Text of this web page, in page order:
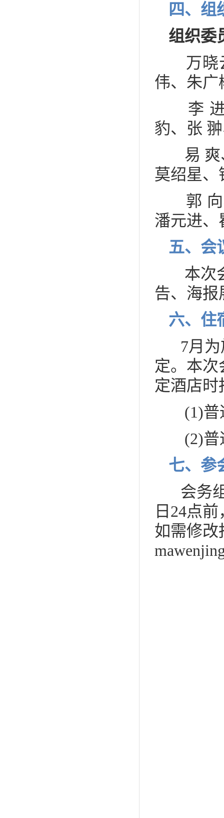
四、组
组织委
万晓
伟、朱广
李 进
豹、张
易 爽
莫绍星、
郭 向
潘元进
五、会
本次
告、海报
六、住
7月为
定。本次
定酒店
(1)普
(2)普
七、参
会务
日24点
如需修改